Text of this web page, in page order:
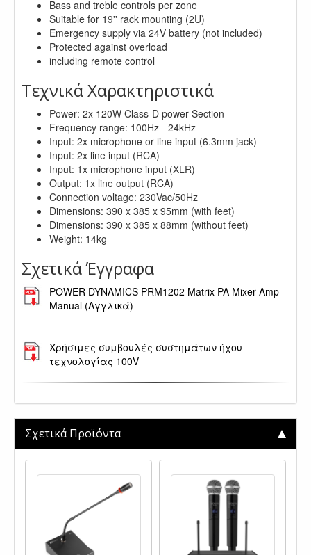
Bass and treble controls per zone
Suitable for 19'' rack mounting (2U)
Emergency supply via 24V battery (not included)
Protected against overload
including remote control
Τεχνικά Χαρακτηριστικά
Power: 2x 120W Class-D power Section
Frequency range: 100Hz - 24kHz
Input: 2x microphone or line input (6.3mm jack)
Input: 2x line input (RCA)
Input: 1x microphone input (XLR)
Output: 1x line output (RCA)
Connection voltage: 230Vac/50Hz
Dimensions: 390 x 385 x 95mm (with feet)
Dimensions: 390 x 385 x 88mm (without feet)
Weight: 14kg
Σχετικά Έγγραφα
POWER DYNAMICS PRM1202 Matrix PA Mixer Amp
Manual (Αγγλικά)
Χρήσιμες συμβουλές συστημάτων ήχου
τεχνολογίας 100V
Σχετικά Προϊόντα